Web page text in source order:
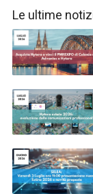
Le ultime